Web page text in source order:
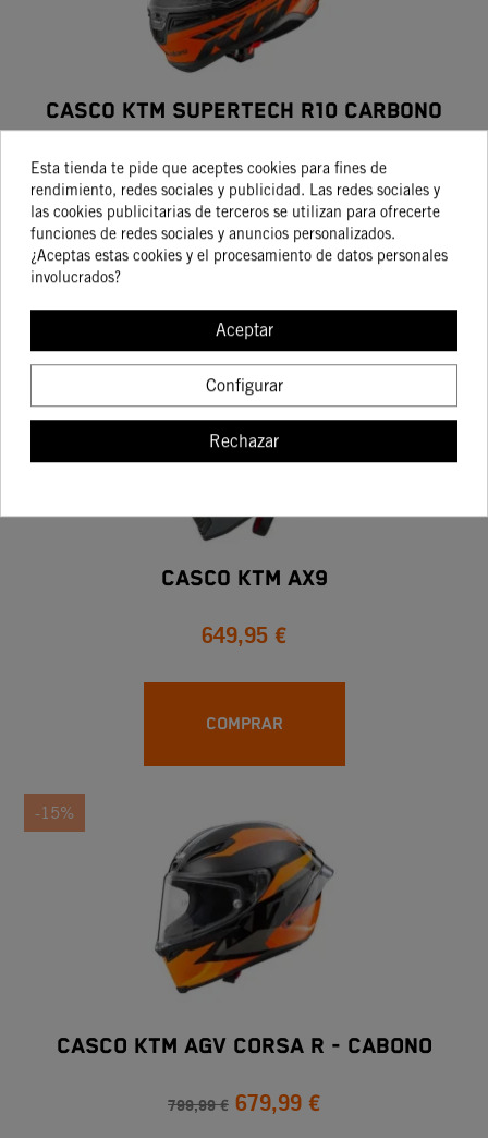
Casco KTM Supertech R10 Carbono
1.199,96 €
COMPRAR
Casco KTM AX9
649,95 €
COMPRAR
-15%
CASCO KTM AGV CORSA R - CABONO
799,99 € 679,99 €
Esta tienda te pide que aceptes cookies para fines de
rendimiento, redes sociales y publicidad. Las redes sociales y
las cookies publicitarias de terceros se utilizan para ofrecerte
funciones de redes sociales y anuncios personalizados.
¿Aceptas estas cookies y el procesamiento de datos personales
involucrados?
Aceptar
Configurar
Rechazar